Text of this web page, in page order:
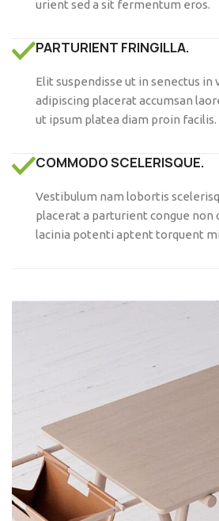
urient sed a sit fermentum eros.
PARTURIENT FRINGILLA.
Elit suspendisse ut in senectus in
adipiscing placerat accumsan
ut ipsum platea diam proin facilis.
COMMODO SCELERISQUE.
Vestibulum nam lobortis
placerat a parturient congue non
lacinia potenti aptent torquent